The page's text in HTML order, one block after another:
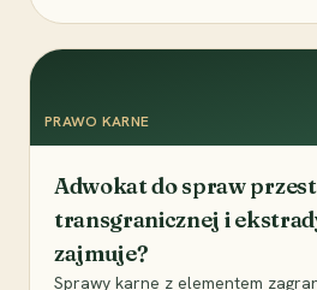
PRAWO KARNE
Adwokat do spraw
transgranicznej i
zajmuje?
Sprawy karne z elementem